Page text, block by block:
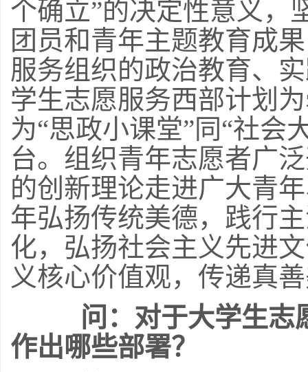
个确立”的决定性意义，
团员和青年主题教育成
服务组织的政治教育、
学生志愿服务西部计划
为“思政小课堂”同“社会
台。组织青年志愿者广
的创新理论走进广大青
年弘扬传统美德，践行
化，弘扬社会主义先进
义核心价值观，传递真
问：对于大学生志
作出哪些部署？